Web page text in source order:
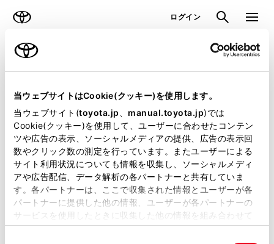
当ウェブサイトはCookie(クッキー)を使用します。
当ウェブサイト(toyota.jp manual.toyota.jp)では
Cookie(クッキー)を使用して、ユーザーに合わせたコンテン
ツや広告の表示、ソーシャルメディアの提供、広告の表示回
数やクリック数の測定を行っています。またユーザーによる
サイト利用状況についても情報を収集し、ソーシャルメディ
アや広告配信、データ解析の各パートナーと共有していま
す。各パートナーは、ここで収集された情報とユーザーが各
パートナーに提供した他の情報、ユーザーが各パートナーの
サービスを使用したときに収集した他の情報を組み合わせて
使用することがあります。当ウェブサイトの使用を続行する
ログイン 検索 メニュ
ラインアップ トピックス
見積りシミュレーション
見積りシミュレーションのデータが
正常に取得できませんでした。
詳しくは販売店までお問合せくださ
い。
（2-7-4）